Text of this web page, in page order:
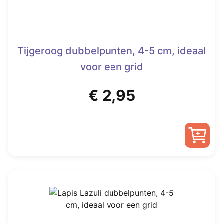
Tijgeroog dubbelpunten, 4-5 cm, ideaal
voor een grid
€ 2,95